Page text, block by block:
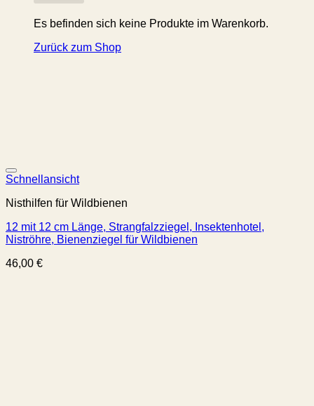
Es befinden sich keine Produkte im Warenkorb.
Zurück zum Shop
Schnellansicht
Nisthilfen für Wildbienen
12 mit 12 cm Länge, Strangfalzziegel, Insektenhotel,
Niströhre, Bienenziegel für Wildbienen
46,00 €